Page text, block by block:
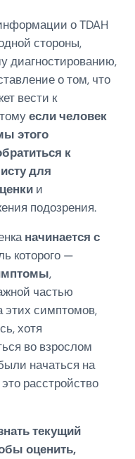
о TDAH
стороны,
диагностированию,
о том, что
вести к
если человек
этого
к
для
и
подозрения.
начинается с
которого —
,
частью
этих симптомов,
хотя
во взрослом
начаться на
расстройство
текущий
оценить,